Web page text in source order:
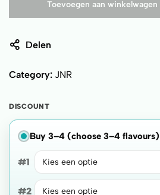
Toevoegen aan winkelwagen
Delen
Category: JNR
DISCOUNT
Buy 3–4 (choose 3–4 flavours)
#1
#2